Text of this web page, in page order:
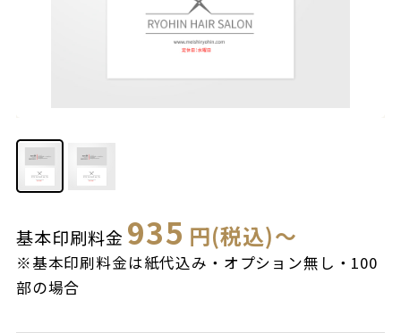
基本印刷料金 935 円(税込)～
※基本印刷料金は紙代込み・オプション無し・100
部の場合